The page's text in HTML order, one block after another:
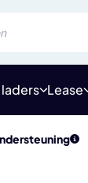
laders Lease